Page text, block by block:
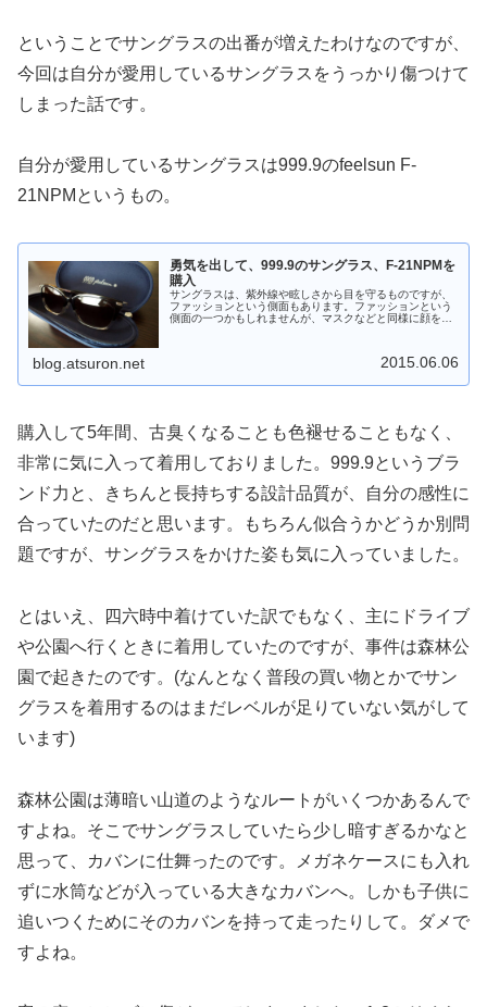
ということでサングラスの出番が増えたわけなのですが、
今回は自分が愛用しているサングラスをうっかり傷つけて
しまった話です。
自分が愛用しているサングラスは999.9のfeelsun F-
21NPMというもの。
勇気を出して、999.9のサングラス、F-21NPMを
購入
サングラスは、紫外線や眩しさから目を守るものですが、
ファッションという側面もあります。ファッションという
側面の一つかもしれませんが、マスクなどと同様に顔を隠
blog.atsuron.net 2015.06.06
購入して5年間、古臭くなることも色褪せることもなく、
非常に気に入って着用しておりました。999.9というブラ
ンド力と、きちんと長持ちする設計品質が、自分の感性に
合っていたのだと思います。もちろん似合うかどうか別問
題ですが、サングラスをかけた姿も気に入っていました。
とはいえ、四六時中着けていた訳でもなく、主にドライブ
や公園へ行くときに着用していたのですが、事件は森林公
園で起きたのです。(なんとなく普段の買い物とかでサン
グラスを着用するのはまだレベルが足りていない気がして
います)
森林公園は薄暗い山道のようなルートがいくつかあるんで
すよね。そこでサングラスしていたら少し暗すぎるかなと
思って、カバンに仕舞ったのです。メガネケースにも入れ
ずに水筒などが入っている大きなカバンへ。しかも子供に
追いつくためにそのカバンを持って走ったりして。ダメで
すよね。